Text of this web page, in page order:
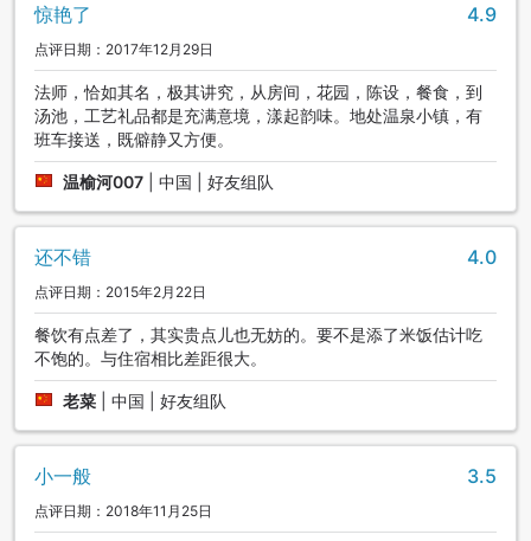
惊艳了 4.9
点评日期：2017年12月29日
法师，恰如其名，极其讲究，从房间，花园，陈设，餐食，到
汤池，工艺礼品都是充满意境，漾起韵味。地处温泉小镇，有
班车接送，既僻静又方便。
温榆河007 中国 | 好友组队
还不错 4.0
点评日期：2015年2月22日
餐饮有点差了，其实贵点儿也无妨的。要不是添了米饭估计吃
不饱的。与住宿相比差距很大。
老菜 中国 | 好友组队
小一般 3.5
点评日期：2018年11月25日